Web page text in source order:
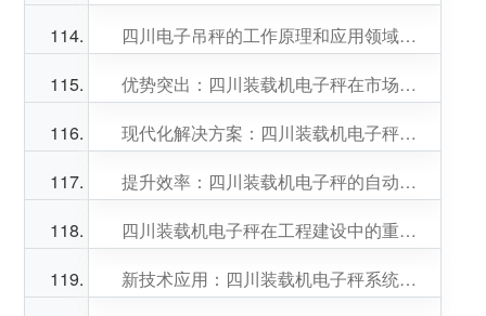
四川电子吊秤的工作原理和应用领域解析
优势突出：四川装载机电子秤在市场竞争中的地位
现代化解决方案：四川装载机电子秤的发展趋势
提升效率：四川装载机电子秤的自动化控制
四川装载机电子秤在工程建设中的重要性
新技术应用：四川装载机电子秤系统革新